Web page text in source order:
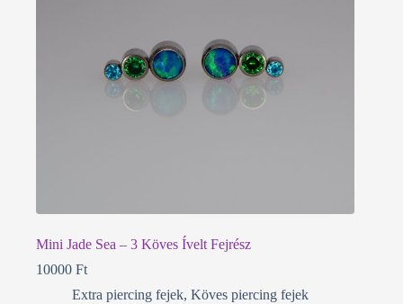
Mini Jade Sea – 3 Köves Ívelt Fejrész
10000 Ft
Extra piercing fejek, Köves piercing fejek